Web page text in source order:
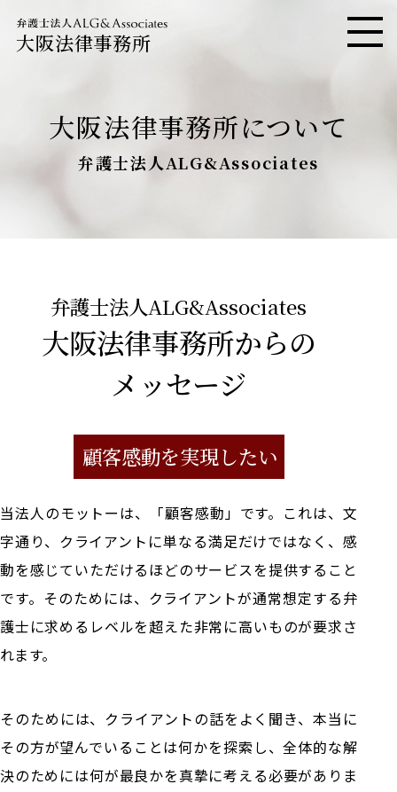
大阪法律事務所
大阪法律事務所について
弁護士法人ALG&Associates
弁護士法人ALG&Associates
大阪法律事務所からの
メッセージ
顧客感動を実現したい
当法人のモットーは、「顧客感動」です。これは、文
字通り、クライアントに単なる満足だけではなく、感
動を感じていただけるほどのサービスを提供すること
です。そのためには、クライアントが通常想定する弁
護士に求めるレベルを超えた非常に高いものが要求さ
れます。
そのためには、クライアントの話をよく聞き、本当に
その方が望んでいることは何かを探索し、全体的な解
決のためには何が最良かを真摯に考える必要がありま